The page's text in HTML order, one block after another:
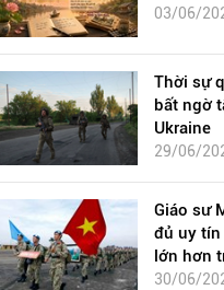
03/06/
Thời sự
bất ngờ
Ukraine
29/06/
Giáo sư
đủ uy tín
lớn hơn
30/06/